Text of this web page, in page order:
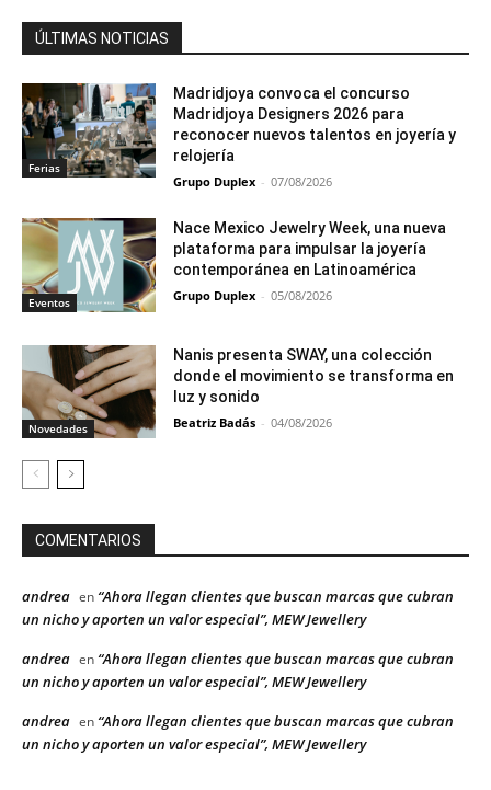
ÚLTIMAS NOTICIAS
Ferias
Madridjoya convoca el concurso
Madridjoya Designers 2026 para
reconocer nuevos talentos en joyería y
relojería
Grupo Duplex - 07/08/2026
Eventos
Nace Mexico Jewelry Week, una nueva
plataforma para impulsar la joyería
contemporánea en Latinoamérica
Grupo Duplex - 05/08/2026
Novedades
Nanis presenta SWAY, una colección
donde el movimiento se transforma en
luz y sonido
Beatriz Badás - 04/08/2026
COMENTARIOS
andrea en “Ahora llegan clientes que buscan marcas que cubran
un nicho y aporten un valor especial”, MEW Jewellery
andrea en “Ahora llegan clientes que buscan marcas que cubran
un nicho y aporten un valor especial”, MEW Jewellery
andrea en “Ahora llegan clientes que buscan marcas que cubran
un nicho y aporten un valor especial”, MEW Jewellery